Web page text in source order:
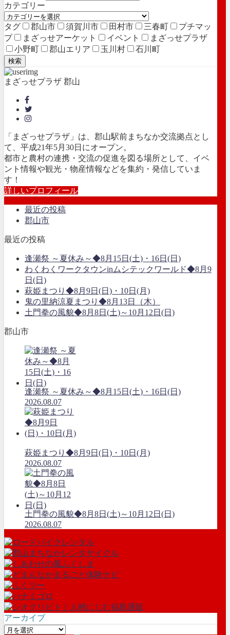
カテゴリー
タグ 郡山市 須賀川市 田村市 三春町
プチマッ
プ
まざっせアーケット イベント
まざっせプラザ
小野町
郡山エリア 玉川村 石川町
検索
まざっせプラザ 郡山
「まざっせプラザ」は、郡山駅前まちなか交流拠点とし
て、平成21年5月30日にオープン。
都市と農村の連携・交流の促進を図る場所として、イベ
ント情報や観光・物産情報などを集約・発信していま
す！
詳しいプロフィール
最近の投稿
郡山市
最近の投稿
逢瀬祭 ～夏休み～◆8月15日(土)・16日(日)
わくわくワークタウンinムシテックワールド◆8月9
日(日)
萩姫まつり◆8月9日(日)・10日(月)
鬼の里納涼夏まつり◆8月13日（木）
土門拳の風貌◆8月8日(土)～10月12日(日)
郡山市
逢瀬祭 ～夏休み～◆8月15日(土)・16日(日)
2026.08.07
萩姫まつり◆8月9日(日)・10日(月)
2026.08.07
土門拳の風貌◆8月8日(土)～10月12日(日)
2026.08.07
アーカイブ
ア